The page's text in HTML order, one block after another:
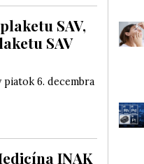
SAV,
SAV
piatok 6. decembra
INAK